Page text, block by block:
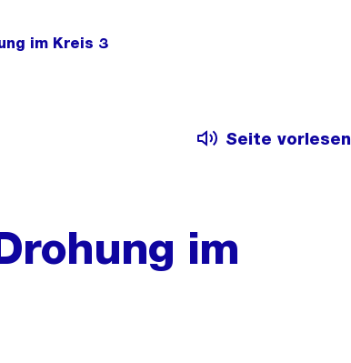
im Kreis 3
Seite vorlesen
im